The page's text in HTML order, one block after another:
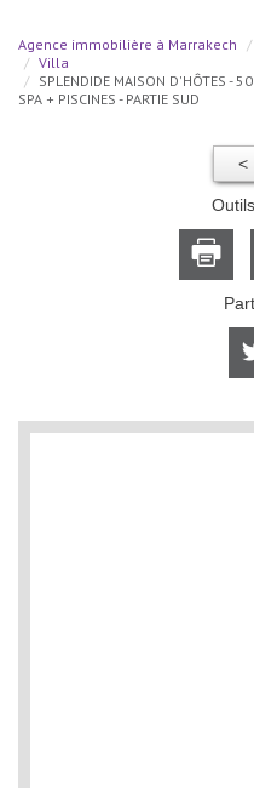
Agence immobilière à Marrakech
Villa
SPLENDIDE MAISON D'HÔTES -
SPA + PISCINES - PARTIE SUD
<